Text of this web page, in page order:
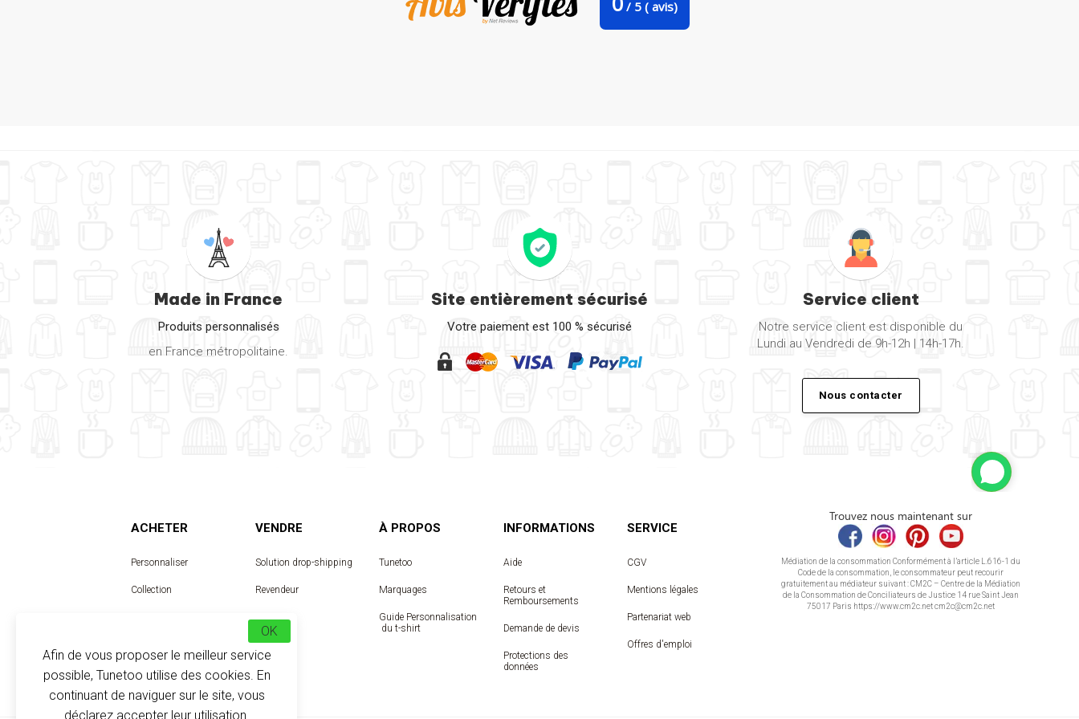
/ 5 ( avis)
Made in France
Produits personnalisés
en France métropolitaine.
Site entièrement sécurisé
Votre paiement est 100 % sécurisé
Service client
Notre service client est disponible du
Lundi au Vendredi de 9h-12h | 14h-17h.
Nous contacter
ACHETER
Personnaliser
Collection
VENDRE
Solution drop-shipping
Revendeur
Designer
À PROPOS
Tunetoo
Marquages
Guide Personnalisation
du t-shirt
INFORMATIONS
Aide
Retours et
Remboursements
Demande de devis
Protections des
données
SERVICE
CGV
Mentions légales
Partenariat web
Offres d'emploi
Trouvez nous maintenant sur
Médiation de la consommation Conformément à l’article L.616-1 du
Code de la consommation, le consommateur peut recourir
gratuitement au médiateur suivant : CM2C – Centre de la Médiation
de la Consommation de Conciliateurs de Justice 14 rue Saint Jean
75017 Paris https://www.cm2c.net cm2c@cm2c.net
Afin de vous proposer le meilleur service
possible, Tunetoo utilise des cookies. En
continuant de naviguer sur le site, vous
déclarez accepter leur utilisation.
OK